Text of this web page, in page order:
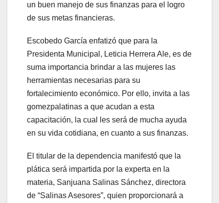
un buen manejo de sus finanzas para el logro
de sus metas financieras.
Escobedo García enfatizó que para la
Presidenta Municipal, Leticia Herrera Ale, es de
suma importancia brindar a las mujeres las
herramientas necesarias para su
fortalecimiento económico. Por ello, invita a las
gomezpalatinas a que acudan a esta
capacitación, la cual les será de mucha ayuda
en su vida cotidiana, en cuanto a sus finanzas.
El titular de la dependencia manifestó que la
plática será impartida por la experta en la
materia, Sanjuana Salinas Sánchez, directora
de “Salinas Asesores”, quien proporcionará a